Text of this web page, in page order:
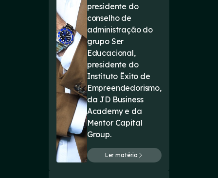
presidente do
conselho de
administração do
grupo Ser
Educacional,
presidente do
Instituto Êxito de
Empreendedorismo,
da JD Business
Academy e da
Mentor Capital
Group.
Ler matéria